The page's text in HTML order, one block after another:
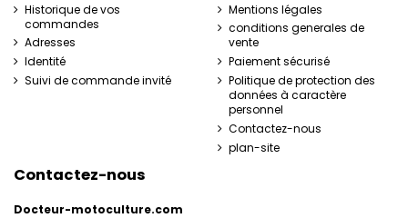
Historique de vos
commandes
Adresses
Identité
Suivi de commande invité
Mentions légales
conditions generales de
vente
Paiement sécurisé
Politique de protection des
données à caractère
personnel
Contactez-nous
plan-site
Contactez-nous
Docteur-motoculture.com